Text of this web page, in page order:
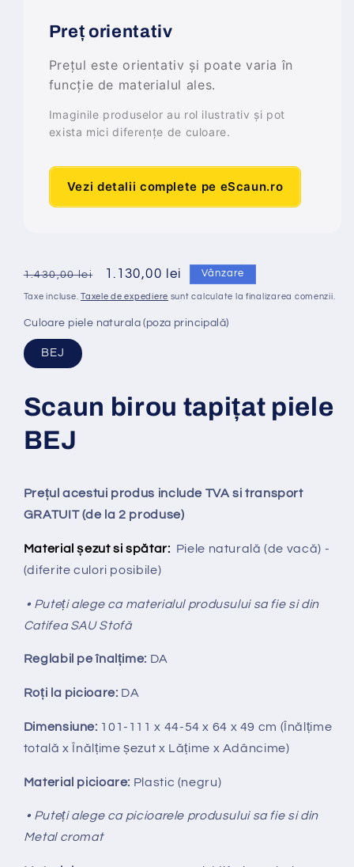
Preț orientativ
Prețul este orientativ și poate varia în
funcție de materialul ales.
Imaginile produselor au rol ilustrativ și pot
exista mici diferențe de culoare.
Vezi detalii complete pe eScaun.ro
Preț
obișnuit
1.430,00 lei
Preț
redus
1.130,00 lei Vânzare
Taxe incluse.Taxele de expediere sunt calculate la finalizarea comenzii.
Culoare piele naturala (poza principală)
BEJ
Scaun birou tapițat piele
BEJ
Prețul acestui produs include TVA si transport
GRATUIT (de la 2 produse)
Material șezut si spătar: Piele naturală (de vacă) -
(diferite culori posibile)
• Puteți alege ca materialul produsului sa fie si din
Catifea SAU Stofă
Reglabil peînal țime: DA
Roți la picioare: DA
Dimensiune: 101-111x 44-54 x 64 x 49 cm (Înălțime
totală x Înălțimeșezut x Lățime x Adâncime)
Material picioare: Plastic (negru)
• Puteți alege ca picioarele produsului sa fie si din
Metal cromat